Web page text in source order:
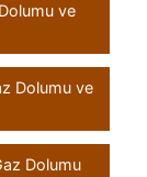
ve
Dolumu ve
Dolumu